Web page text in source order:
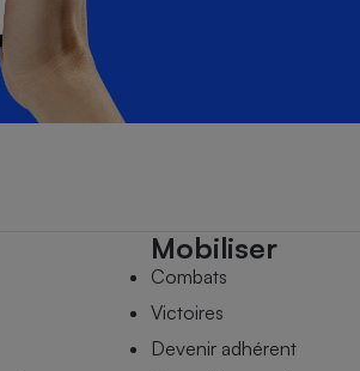
Mobiliser
Combats
Victoires
Devenir adhérent